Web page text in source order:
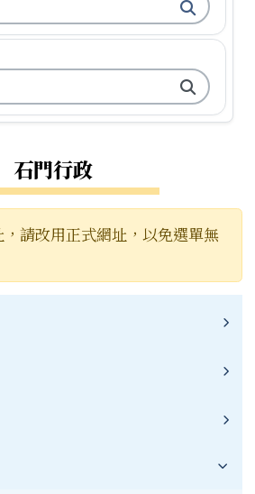
小全球資訊網關鍵字
小舊校網關鍵字
石門行政
請改用正式網址，以免選單無